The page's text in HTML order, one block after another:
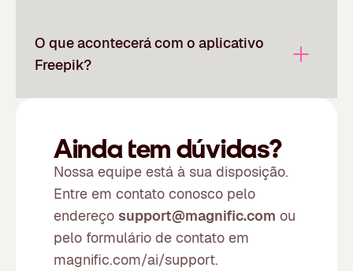
O que acontecerá com o aplicativo
Freepik?
Ainda tem dúvidas?
Nossa equipe está à sua disposição.
Entre em contato conosco pelo
endereço support@magnific.com ou
pelo formulário de contato em
magnific.com/ai/support.